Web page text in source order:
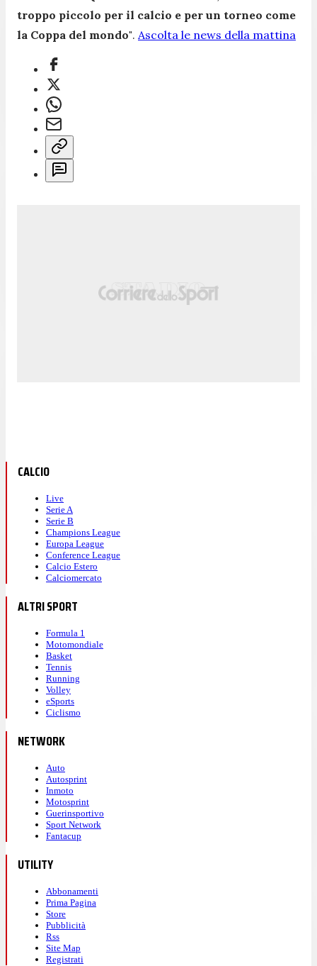
troppo piccolo per il calcio e per un torneo come
la Coppa del mondo". Ascolta le news della mattina
CALCIO
Live
Serie A
Serie B
Champions League
Europa League
Conference League
Calcio Estero
Calciomercato
ALTRI SPORT
Formula 1
Motomondiale
Basket
Tennis
Running
Volley
eSports
Ciclismo
NETWORK
Auto
Autosprint
Inmoto
Motosprint
Guerinsportivo
Sport Network
Fantacup
UTILITY
Abbonamenti
Prima Pagina
Store
Pubblicità
Rss
Site Map
Registrati